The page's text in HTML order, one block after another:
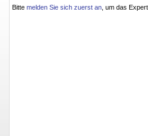
Bitte melden Sie sich zuerst an , um das